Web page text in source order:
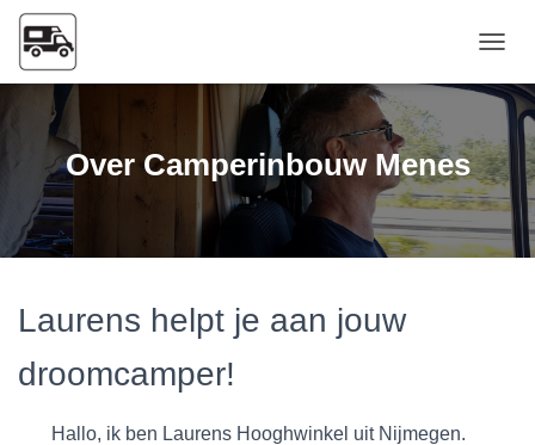
Over Camperinbouw Menes
Laurens helpt je aan jouw
droomcamper!
Hallo, ik ben Laurens Hooghwinkel uit Nijmegen.